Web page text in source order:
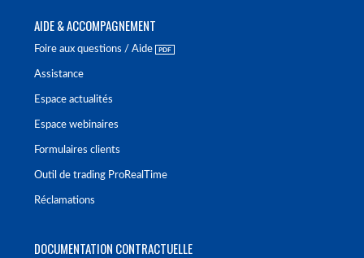
AIDE & ACCOMPAGNEMENT
Foire aux questions / Aide
Assistance
Espace actualités
Espace webinaires
Formulaires clients
Outil de trading ProRealTime
Réclamations
DOCUMENTATION CONTRACTUELLE